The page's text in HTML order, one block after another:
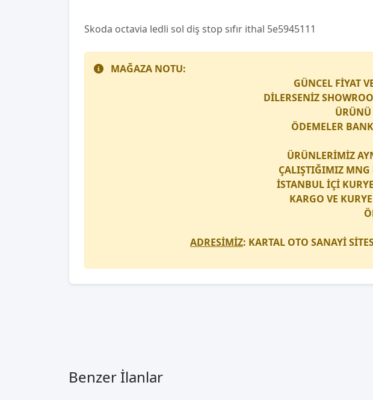
Skoda octavi̇a ledli̇ sol diş stop sıfır i̇thal 5e5945111
MAĞAZA NOTU:
GÜNCEL FİYAT
DİLERSENİZ
ÖDEMELER
ÜRÜNLERİMİZ
ÇALIŞTIĞIMIZ MNG
İSTANBUL İÇİ KURYE
KARGO VE KURYE
ADRESİMİZ: KARTAL OTO SANAYİ
Benzer İlanlar